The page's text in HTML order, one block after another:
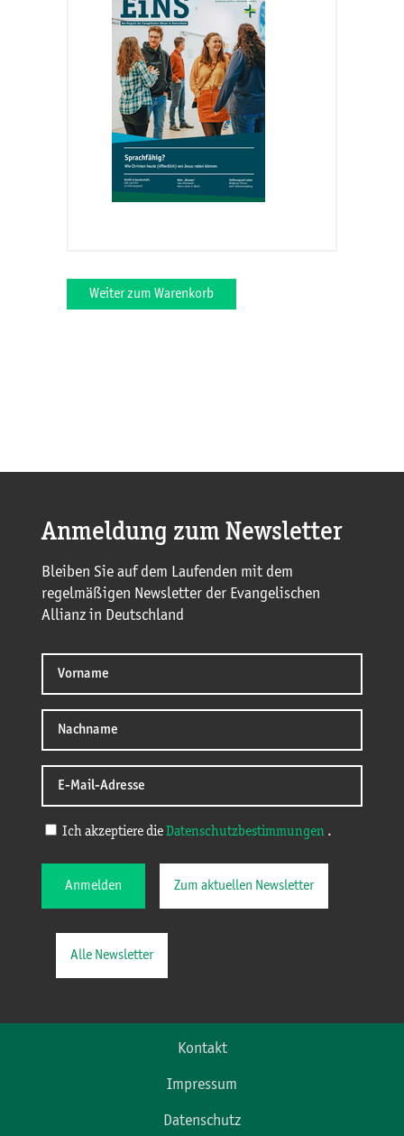
Weiter zum Warenkorb
Anmeldung zum Newsletter
Bleiben Sie auf dem Laufenden mit dem
regelmäßigen Newsletter der Evangelischen
Allianz in Deutschland
Ich akzeptiere die Datenschutzbestimmungen .
Anmelden Zum aktuellen Newsletter
Alle Newsletter
Kontakt
Impressum
Datenschutz